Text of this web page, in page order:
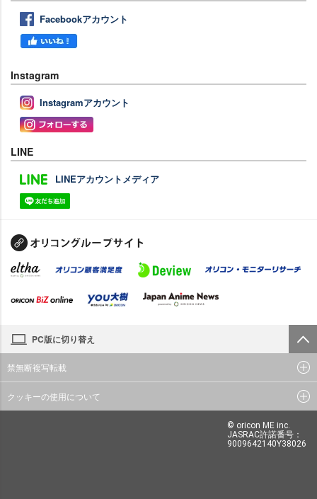
Facebookアカウント
Instagram
Instagramアカウント
LINE
LINEアカウントメディア
PC版に切り替え
禁無断複写転載
クッキーの使用について
© oricon ME inc.
JASRAC許諾番号：
9009642140Y38026